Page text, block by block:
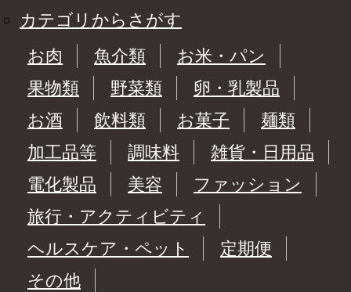
カテゴリからさがす
お肉
魚介類
お米・パン
果物類
野菜類
卵・乳製品
お酒
飲料類 お菓子
麺類
加工品等
調味料
雑貨・日用品
電化製品
美容
ファッション
旅行・アクティビティ
ヘルスケア・ペット
定期便
その他